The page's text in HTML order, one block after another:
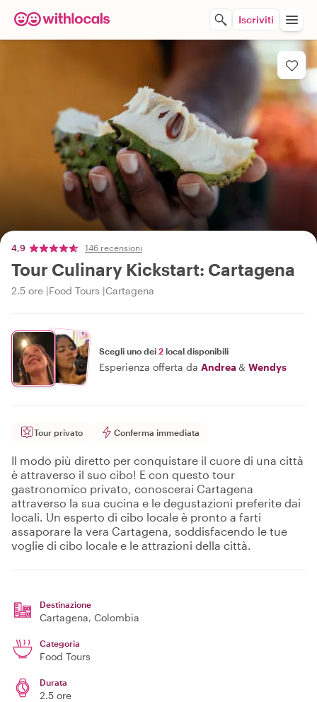
Iscriviti
4,9 146 recensioni
Tour Culinary Kickstart: Cartagena
2.5 ore Food Tours Cartagena
Scegli uno dei 2 local disponibili
Esperienza offerta da Andrea & Wendys
Tour privato Conferma immediata
Il modo più diretto per conquistare il cuore di una città
è attraverso il suo cibo! E con questo tour
gastronomico privato, conoscerai Cartagena
attraverso la sua cucina e le degustazioni preferite dai
locali. Un esperto di cibo locale è pronto a farti
assaporare la vera Cartagena, soddisfacendo le tue
voglie di cibo locale e le attrazioni della città.
Destinazione
Cartagena, Colombia
Categoria
Food Tours
Durata
2.5 ore